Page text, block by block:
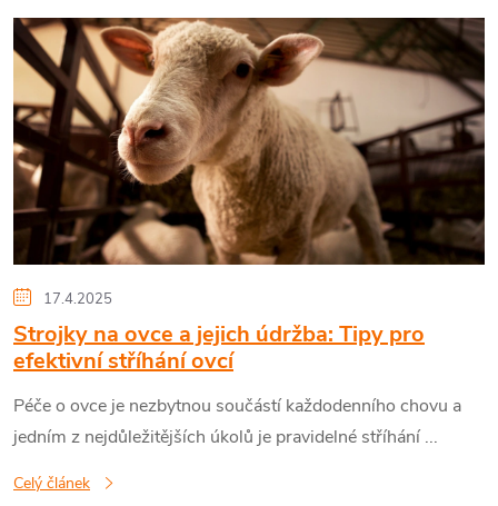
V
ý
p
i
s
č
l
á
n
17.4.2025
Strojky na ovce a jejich údržba: Tipy pro
efektivní stříhání ovcí
Péče o ovce je nezbytnou součástí každodenního chovu a
jedním z nejdůležitějších úkolů je pravidelné stříhání ...
Celý článek